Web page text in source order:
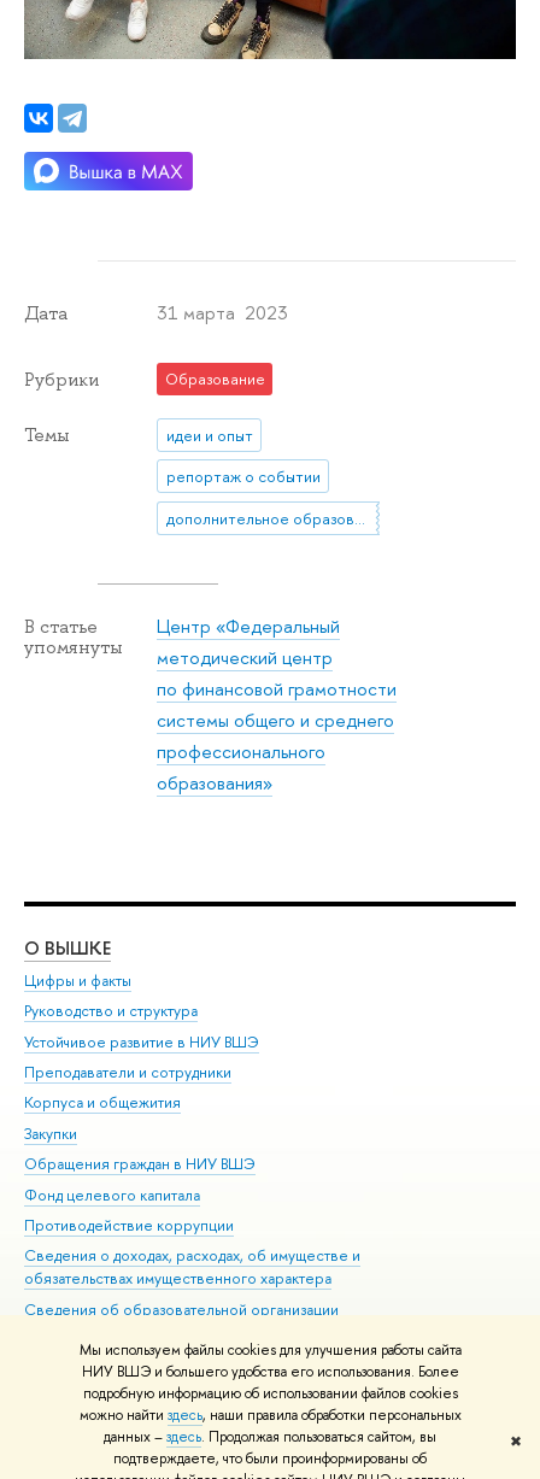
Мы используем файлы cookies для улучшения работы сайта
НИУ ВШЭ и большего удобства его использования. Более
подробную информацию об использовании файлов cookies
можно найти здесь, наши правила обработки персональных
данных –здесь. Продолжая пользоваться сайтом, вы
подтверждаете, что были проинформированы об
✖
Дата 31 марта 2023
Рубрики Образование
Темы
идеи и опыт
репортаж о событии
дополнительное образование
В статье
упомянуты
Центр «Федеральный
методический центр
по финансовой грамотности
системы общего и среднего
профессионального
образования»
О ВЫШКЕ
Цифры и факты
Руководство и структура
Устойчивое развитие в НИУ ВШЭ
Преподаватели и сотрудники
Корпуса и общежития
Закупки
Обращения граждан в НИУ ВШЭ
Фонд целевого капитала
Противодействие коррупции
Сведения о доходах, расходах, об имуществе и
обязательствах имущественного характера
Сведения об образовательной организации
Людям с ограниченными возможностями здоровья
Единая платежная страница
Работа в Вышке